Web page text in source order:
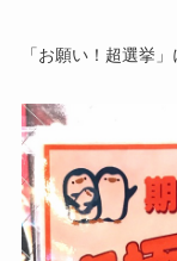
「お願い！超選挙